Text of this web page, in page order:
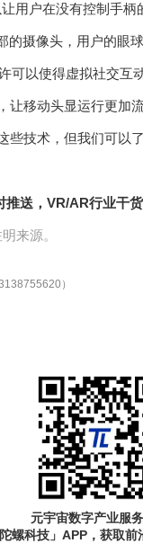
用户在没有控制手
摄像头，用户的眼
可以使得虚拟社交
让移动头显运行更
些技术，但我们可以
送，VR/AR行业干
来源。
）
元宇宙数字产业服
螺科技」APP，获取前